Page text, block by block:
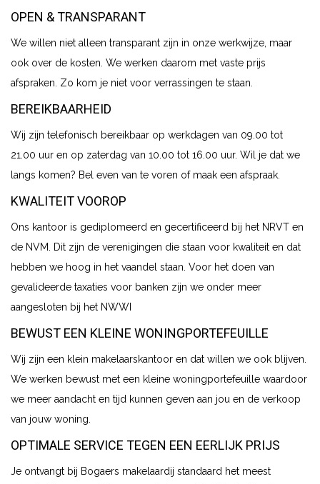
OPEN & TRANSPARANT
We willen niet alleen transparant zijn in onze werkwijze, maar
ook over de kosten. We werken daarom met vaste prijs
afspraken. Zo kom je niet voor verrassingen te staan.
BEREIKBAARHEID
Wij zijn telefonisch bereikbaar op werkdagen van 09.00 tot
21.00 uur en op zaterdag van 10.00 tot 16.00 uur. Wil je dat we
langs komen? Bel even van te voren of maak een afspraak.
KWALITEIT VOOROP
Ons kantoor is gediplomeerd en gecertificeerd bij het NRVT en
de NVM. Dit zijn de verenigingen die staan voor kwaliteit en dat
hebben we hoog in het vaandel staan. Voor het doen van
gevalideerde taxaties voor banken zijn we onder meer
aangesloten bij het NWWI
BEWUST EEN KLEINE WONINGPORTEFEUILLE
Wij zijn een klein makelaarskantoor en dat willen we ook blijven.
We werken bewust met een kleine woningportefeuille waardoor
we meer aandacht en tijd kunnen geven aan jou en de verkoop
van jouw woning.
OPTIMALE SERVICE TEGEN EEN EERLIJK PRIJS
Je ontvangt bij Bogaers makelaardij standaard het meest